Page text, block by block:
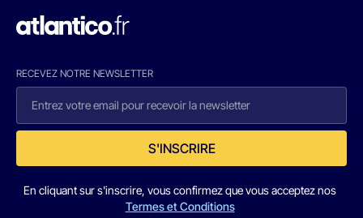
RECEVEZ NOTRE NEWSLETTER
S'INSCRIRE
En cliquant sur s'inscrire, vous confirmez que vous acceptez nos
Termes et Conditions